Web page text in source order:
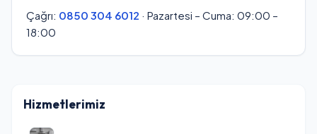
Çağrı: 0850 304 6012 · Pazartesi – Cuma: 09:00 –
18:00
Hizmetlerimiz